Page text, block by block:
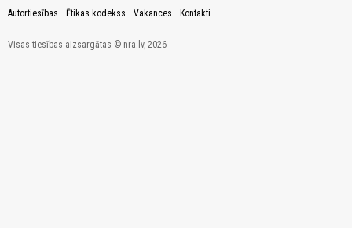
Autortiesības
Ētikas kodekss Vakances Kontakti
Visas tiesības aizsargātas © nra.lv, 2026